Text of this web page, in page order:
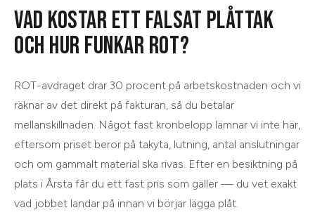
VAD KOSTAR ETT FALSAT PLÅTTAK
OCH HUR FUNKAR ROT?
ROT-avdraget drar 30 procent på arbetskostnaden och vi
räknar av det direkt på fakturan, så du betalar
mellanskillnaden. Något fast kronbelopp lämnar vi inte här,
eftersom priset beror på takyta, lutning, antal anslutningar
och om gammalt material ska rivas. Efter en besiktning på
plats i Årsta får du ett fast pris som gäller — du vet exakt
vad jobbet landar på innan vi börjar lägga plåt.